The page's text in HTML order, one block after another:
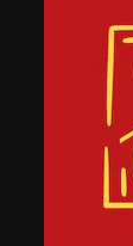
Mẫu video.
Biểu tượng
Mô hình 3D
Phông chữ